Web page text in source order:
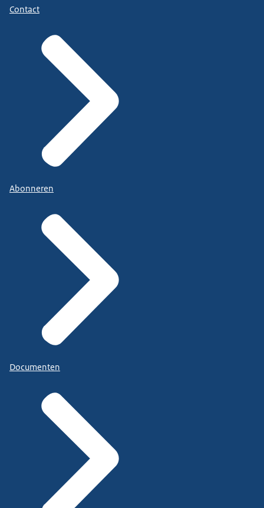
Contact
Abonneren
Documenten